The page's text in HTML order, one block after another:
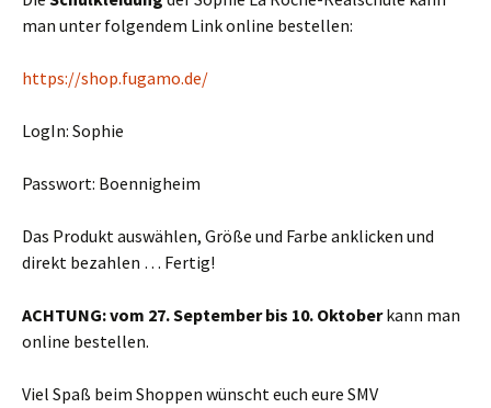
man unter folgendem Link online bestellen:
https://shop.fugamo.de/
LogIn: Sophie
Passwort: Boennigheim
Das Produkt auswählen, Größe und Farbe anklicken und
direkt bezahlen … Fertig!
ACHTUNG: vom 27. September bis 10. Oktoberkann man
online bestellen.
Viel Spaß beim Shoppen wünscht euch eure SMV